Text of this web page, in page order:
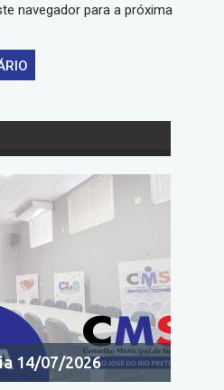
navegador para a próxima
14/07/2026